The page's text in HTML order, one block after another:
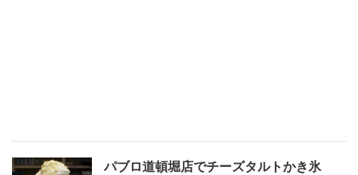
パブロ道頓堀店でチーズタルトかき氷